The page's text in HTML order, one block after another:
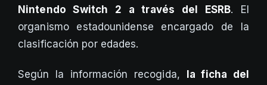
Nintendo Switch 2 a través del ESRB. El
organismo estadounidense encargado de la
clasificación por edades.
Según la información recogida,
la ficha del